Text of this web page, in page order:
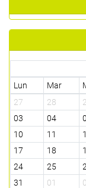
Lun
Mar
27
28
03
04
10
11
17
18
24
25
31
01